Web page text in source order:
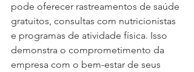
pode oferecer rastreamentos de saúde
gratuitos, consultas com nutricionistas
e programas de atividade física. Isso
demonstra o comprometimento da
empresa com o bem-estar de seus